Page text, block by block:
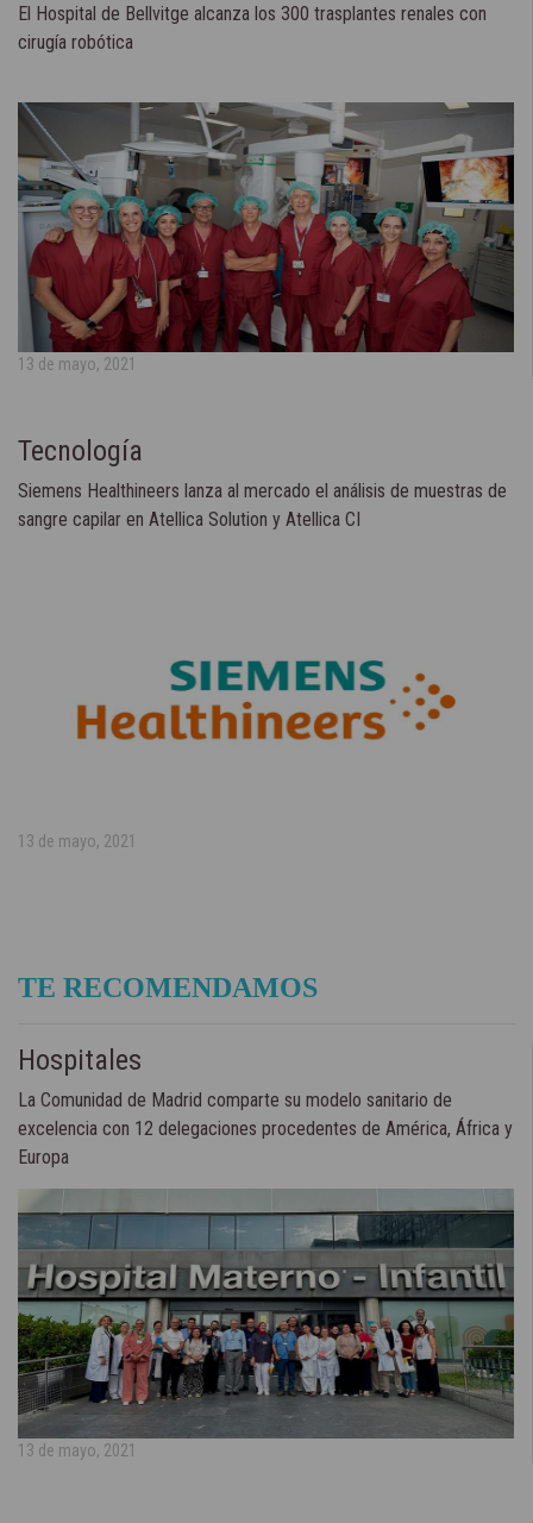
El Hospital de Bellvitge alcanza los 300 trasplantes renales con
cirugía robótica
13 de mayo, 2021
Tecnología
Siemens Healthineers lanza al mercado el análisis de muestras de
sangre capilar en Atellica Solution y Atellica CI
13 de mayo, 2021
TE RECOMENDAMOS
Hospitales
La Comunidad de Madrid comparte su modelo sanitario de
excelencia con 12 delegaciones procedentes de América, África y
Europa
13 de mayo, 2021